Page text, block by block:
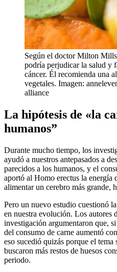
Según el doctor Milton
podría perjudicar la salud y
cáncer. Él recomienda una
vegetales. Imagen:
alliance
La hipótesis de «la
humanos”
Durante mucho tiempo, los
ayudó a nuestros antepasados a
parecidos a los humanos, y el
aportó al Homo erectus la energía
alimentar un cerebro más grande,
Pero un nuevo estudio cuestionó
en nuestra evolución. Los autores
investigación argumentaron que,
del consumo de carne aumentó
eso sucedió quizás porque el
buscaron más restos de huesos
periodo.